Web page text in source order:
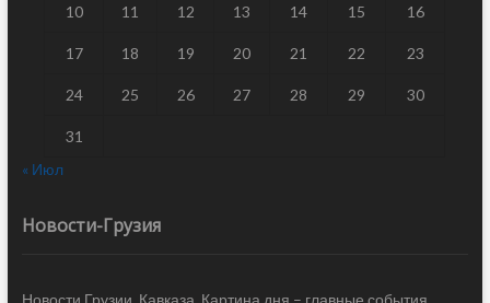
10 11 12 13 14 15 16
17 18 19 20 21 22 23
24 25 26 27 28 29 30
31
« Июл
Новости-Грузия
Новости Грузии, Кавказа. Картина дня – главные события,